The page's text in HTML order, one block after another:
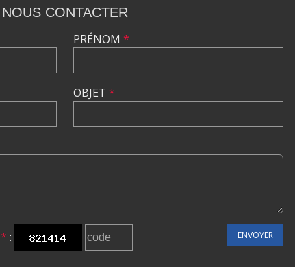
NOUS CONTACTER
PRÉNOM *
OBJET *
* : ENVOYER